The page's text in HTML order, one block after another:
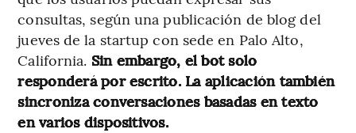
consultas, según una publicación de blog del
jueves de la startup con sede en Palo Alto,
California. Sin embargo, el bot solo
responderá por escrito. La aplicación también
sincroniza conversaciones basadas en texto
en varios dispositivos.